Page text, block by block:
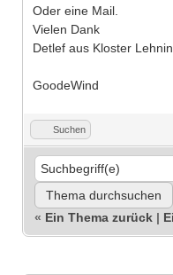
Oder eine Mail.
Vielen Dank
Detlef aus Kloster Lehnin
GoodeWind
Suchen
« Ein Thema zurück |